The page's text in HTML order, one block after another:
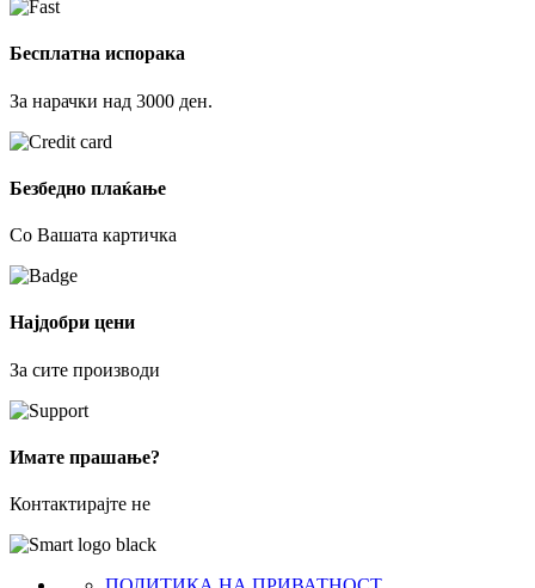
Бесплатна испорака
За нарачки над 3000 ден.
Безбедно плаќање
Со Вашата картичка
Најдобри цени
За сите производи
Имате прашање?
Контактирајте не